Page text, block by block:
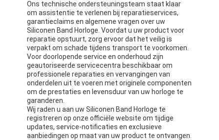
Ons technische ondersteuningsteam staat klaar
om assistentie te verlenen bij reparatieservices,
garantieclaims en algemene vragen over uw
Siliconen Band Horloge. Voordat u uw product voor
reparatie opstuurt, zorg ervoor dat het veilig is
verpakt om schade tijdens transport te voorkomen.
Voor doorlopende service en onderhoud zijn
geautoriseerde servicecentra beschikbaar om
professionele reparaties en vervangingen van
onderdelen uit te voeren met originele componenten
om de prestaties en levensduur van uw horloge te
garanderen.
Wij raden u aan uw Siliconen Band Horloge te
registreren op onze officiële website om tijdige
updates, service-notificaties en exclusieve
aanbiedingen op maat van uw product te ontvangen.